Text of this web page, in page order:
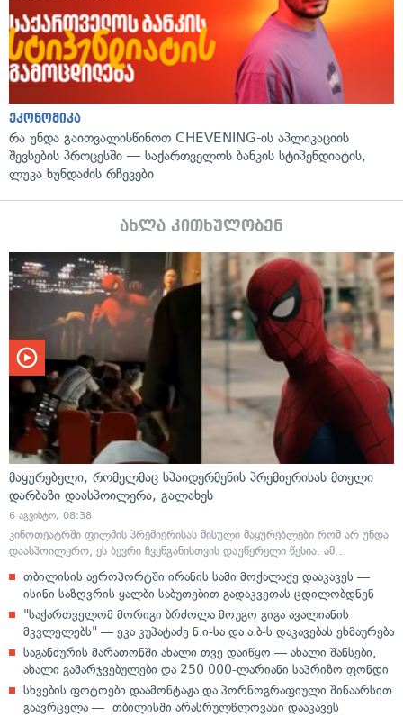
ეკონომიკა
რა უნდა გაითვალისწინოთ CHEVENING-ის აპლიკაციის
შევსების პროცესში — საქართველოს ბანკის სტიპენდიატის,
ლუკა ხუნდაძის რჩევები
ახლა კითხულობენ
მაყურებელი, რომელმაც სპაიდერმენის პრემიერისას მთელი
დარბაზი დაასპოილერა, გალახეს
6 აგვისტო, 08:38
კინოთეატრში ფილმის პრემიერისას მისული მაყურებლები რომ არ უნდა
დაასპოილერო, ეს ბევრი ჩვენგანისთვის დაუწერელი წესია. ამ…
თბილისის აეროპორტში ირანის სამი მოქალაქე დააკავეს —
ისინი საზღვრის ყალბი საბუთებით გადაკვეთას ცდილობდნენ
"საქართველომ მორიგი ბრძოლა მოუგო გიგა ავალიანის
მკვლელებს" — ეკა კუპატაძე ნ.ი-სა და ა.ბ-ს დაკავებას ეხმაურება
საგანძურის მარათონში ახალი თვე დაიწყო — ახალი შანსები,
ახალი გამარჯვებულები და 250 000-ლარიანი საპრიზო ფონდი
სხვების ფოტოები დაამონტაჟა და პორნოგრაფიული შინაარსით
გაავრცელა — თბილისში არასრულწლოვანი დააკავეს